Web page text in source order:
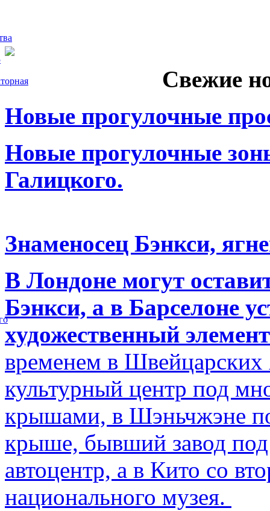
Свежие
Новые прогулочные
Новые прогулочные
Галицкого.
Знаменосец Бэнкси,
В Лондоне могут
Бэнкси, а в Барселоне
художественный
временем в Швейцарских
культурный центр под
крышами, в Шэньчжэне
крыше, бывший завод
автоцентр, а в Кито со
национального музея.